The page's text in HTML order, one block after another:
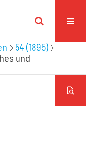
54 (1895)
und